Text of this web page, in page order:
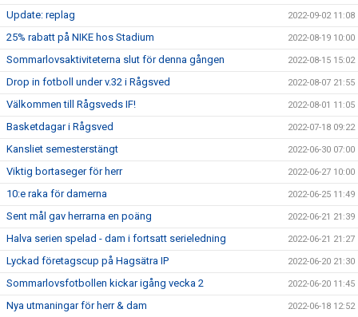
Update: replag 2022-09-02 11:08
25% rabatt på NIKE hos Stadium 2022-08-19 10:00
Sommarlovsaktiviteterna slut för denna gången 2022-08-15 15:02
Drop in fotboll under v.32 i Rågsved 2022-08-07 21:55
Välkommen till Rågsveds IF! 2022-08-01 11:05
Basketdagar i Rågsved 2022-07-18 09:22
Kansliet semesterstängt 2022-06-30 07:00
Viktig bortaseger för herr 2022-06-27 10:00
10:e raka för damerna 2022-06-25 11:49
Sent mål gav herrarna en poäng 2022-06-21 21:39
Halva serien spelad - dam i fortsatt serieledning 2022-06-21 21:27
Lyckad företagscup på Hagsätra IP 2022-06-20 21:30
Sommarlovsfotbollen kickar igång vecka 2 2022-06-20 11:45
Nya utmaningar för herr & dam 2022-06-18 12:52